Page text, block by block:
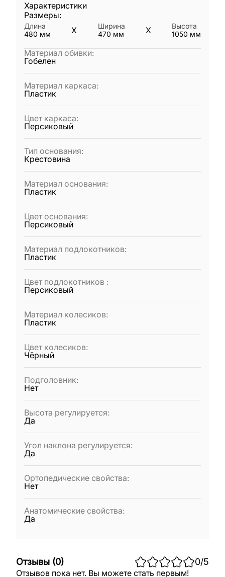
Характеристики
Размеры:
Длина
480 мм X
Ширина
470 мм X
Высота
1050 мм
Материал обивки:
Гобелен
Материал каркаса:
Пластик
Цвет каркаса:
Персиковый
Тип основания:
Крестовина
Материал основания:
Пластик
Цвет основания:
Персиковый
Материал подлокотников:
Пластик
Цвет подлокотников :
Персиковый
Материал колесиков:
Пластик
Цвет колесиков:
Чёрный
Подголовник:
Нет
Высота регулируется:
Да
Угол наклона регулируется:
Да
Ортопедические свойства:
Нет
Анатомические свойства:
Да
Отзывы (0) 0/5
Отзывов пока нет. Вы можете стать первым!